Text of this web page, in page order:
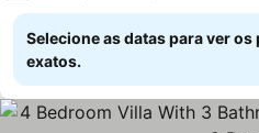
Selecione as datas para ver os
exatos.